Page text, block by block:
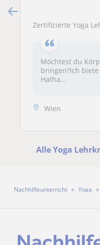
Zertifizierte Yoga Lehrerin, die
Möchtest du
bringen?Ich
Hatha...
Wien
Alle Yoga
Nachhilfeunterricht Yoga